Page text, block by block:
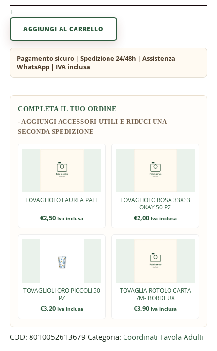
+
AGGIUNGI AL CARRELLO
COMPLETA IL TUO ORDINE
TOVAGLIOLO LAUREA PALL
€2,50 Iva inclusa
TOVAGLIOLO ROSA 33X33
OKAY 50 PZ
€2,00 Iva inclusa
TOVAGLIOLI ORO PICCOLI 50
PZ
€3,20 Iva inclusa
TOVAGLIA ROTOLO CARTA
7M- BORDEUX
€3,90 Iva inclusa
COD: 8010052613679 Categoria: Coordinati Tavola Adulti